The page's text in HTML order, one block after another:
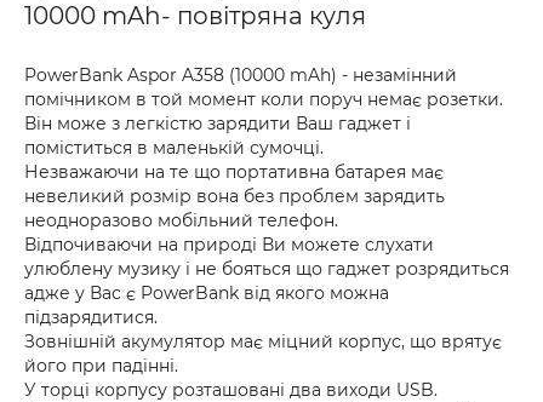
10000 mAh- повітряна куля
PowerBank Aspor A358 (10000 mAh) - незамінний
помічником в той момент коли поруч немає розетки.
Він може з легкістю зарядити Ваш гаджет і
поміститься в маленькій сумочці.
Незважаючи на те що портативна батарея має
невеликий розмір вона без проблем зарядить
неодноразово мобільний телефон.
Відпочиваючи на природі Ви можете слухати
улюблену музику і не бояться що гаджет розрядиться
адже у Вас є PowerBank від якого можна
підзарядитися.
Зовнішній акумулятор має міцний корпус, що врятує
його при падінні.
У торці корпусу розташовані два виходи USB.